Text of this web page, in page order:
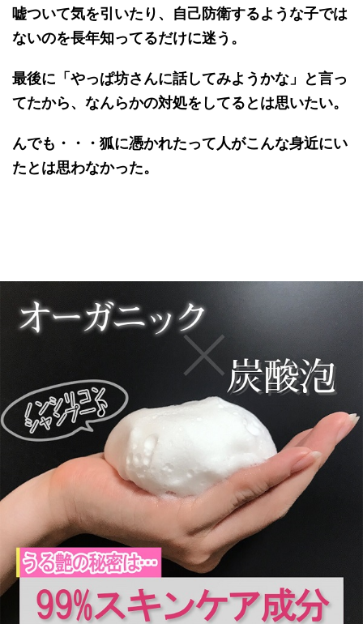
嘘ついて気を引いたり、自己防衛するような子では
ないのを長年知ってるだけに迷う。
最後に「やっぱ坊さんに話してみようかな」と言っ
てたから、なんらかの対処をしてるとは思いたい。
んでも・・・狐に憑かれたって人がこんな身近にい
たとは思わなかった。